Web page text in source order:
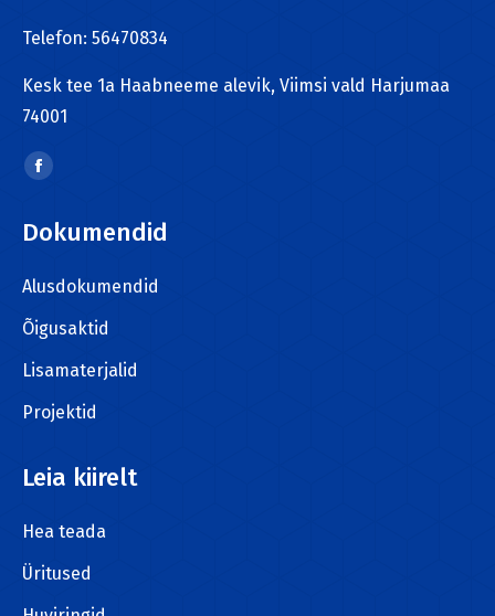
Telefon: 56470834
Kesk tee 1a Haabneeme alevik, Viimsi vald Harjumaa
74001
Find us on:
Facebook
opens
new
window
Dokumendid
Alusdokumendid
Õigusaktid
Lisamaterjalid
Projektid
Leia kiirelt
Hea teada
Üritused